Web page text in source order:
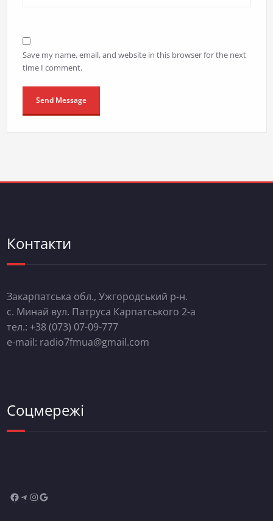
Save my name, email, and website in this browser for the next
time I comment.
Контакти
Закарпатська обл., Ужгородський р-н.
с. Минай вул. Патруса Карпатського 2-а
тел.: +38 (073) 07-09-777
e-mail: radio7fmua@gmail.com
Соцмережі